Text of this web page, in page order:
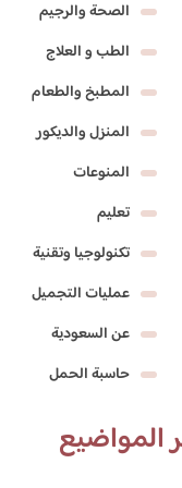
الصحة والرجيم
الطب و العلاج
المطبخ والطعام
المنزل والديكور
المنوعات
تعليم
تكنولوجيا وتقنية
عمليات التجميل
عن السعودية
حاسبة الحمل
المواضيع